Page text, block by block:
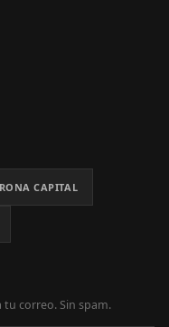
CAPITAL
tu correo. Sin spam.